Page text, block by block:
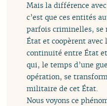
Mais la différence
c’est que ces entités
parfois criminelles, se
État et coopèrent avec
continuité entre État
qui, le temps d’une
opération, se
militaire de cet État.
Nous voyons ce